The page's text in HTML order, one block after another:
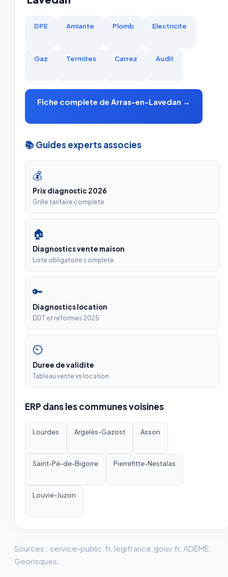
DPE Amiante Plomb Electricite
Gaz Termites Carrez Audit
Fiche complete de Arras-en-Lavedan →
📚 Guides experts associes
💰
Prix diagnostic 2026
Grille tarifaire complete
🏠
Diagnostics vente maison
Liste obligatoire complete
🔑
Diagnostics location
DDT et reformes 2025
⏲
Duree de validite
Tableau vente vs location
ERP dans les communes voisines
Lourdes Argelès-Gazost Asson
Saint-Pé-de-Bigorre Pierrefitte-Nestalas
Louvie-Juzon
Sources : service-public.fr, legifrance.gouv.fr, ADEME,
Georisques.